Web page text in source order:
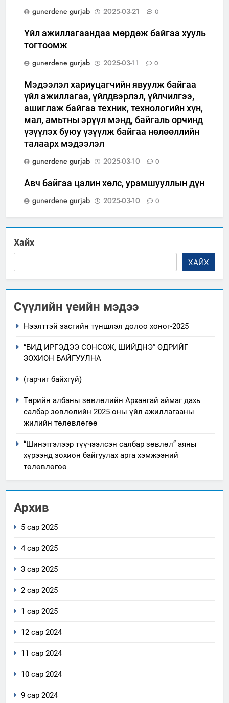
gunerdene gurjab
2025-03-21 0
Үйл ажиллагаандаа мөрдөж байгаа хууль
тогтоомж
gunerdene gurjab
2025-03-11 0
Мэдээлэл хариуцагчийн явуулж байгаа
үйл ажиллагаа, үйлдвэрлэл, үйлчилгээ,
ашиглаж байгаа техник, технологийн хүн,
мал, амьтны эрүүл мэнд, байгаль орчинд
үзүүлэх буюу үзүүлж байгаа нөлөөллийн
талаарх мэдээлэл
gunerdene gurjab
2025-03-10 0
Авч байгаа цалин хөлс, урамшууллын дүн
gunerdene gurjab
2025-03-10 0
Хайх
ХАЙХ
Сүүлийн үеийн мэдээ
Нээлттэй засгийн түншлэл долоо хоног-2025
“БИД ИРГЭДЭЭ СОНСОЖ, ШИЙДНЭ” ӨДРИЙГ
ЗОХИОН БАЙГУУЛНА
(гарчиг байхгүй)
Төрийн албаны зөвлөлийн Архангай аймаг дахь
салбар зөвлөлийн 2025 оны үйл ажиллагааны
жилийн төлөвлөгөө
“Шинэтгэлээр түүчээлсэн салбар зөвлөл” аяны
хүрээнд зохион байгуулах арга хэмжээний
төлөвлөгөө
Архив
5 сар 2025
4 сар 2025
3 сар 2025
2 сар 2025
1 сар 2025
12 сар 2024
11 сар 2024
10 сар 2024
9 сар 2024